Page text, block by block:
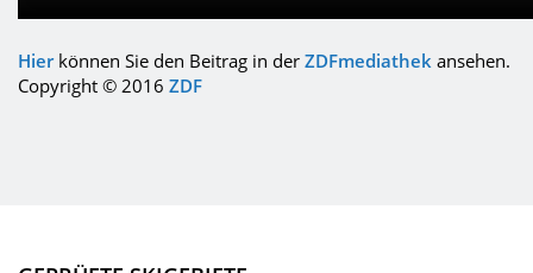
Hierkönnen Sie den Beitrag in der ZDFmediathek ansehen.
Copyright © 2016 ZDF